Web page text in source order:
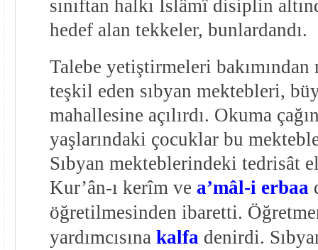
sınıftan halkı İslâmî disiplin
hedef alan tekkeler, bunlardandı.
Talebe yetiştirmeleri bakımından
teşkil eden sıbyan mektebleri,
mahallesine açılırdı. Okuma
yaşlarındaki çocuklar bu
Sıbyan mekteblerindeki tedrisât
Kur’ân-ı kerîm ve a’mâl-i erbaa
öğretilmesinden ibaretti.
yardımcısına kalfa denirdi.